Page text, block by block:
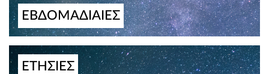
ΕΒΔΟΜΑΔΙΑΙΕΣ
ΕΤΗΣΙΕΣ